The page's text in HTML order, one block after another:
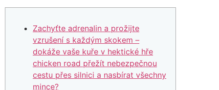
Zachyťte adrenalin a prožijte
vzrušení s každým skokem –
dokáže vaše kuře v hektické hře
chicken road přežít nebezpečnou
cestu přes silnici a nasbírat všechny
mince?